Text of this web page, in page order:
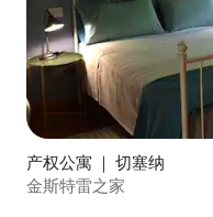
产权公寓 ｜ 切塞纳
金斯特雷之家